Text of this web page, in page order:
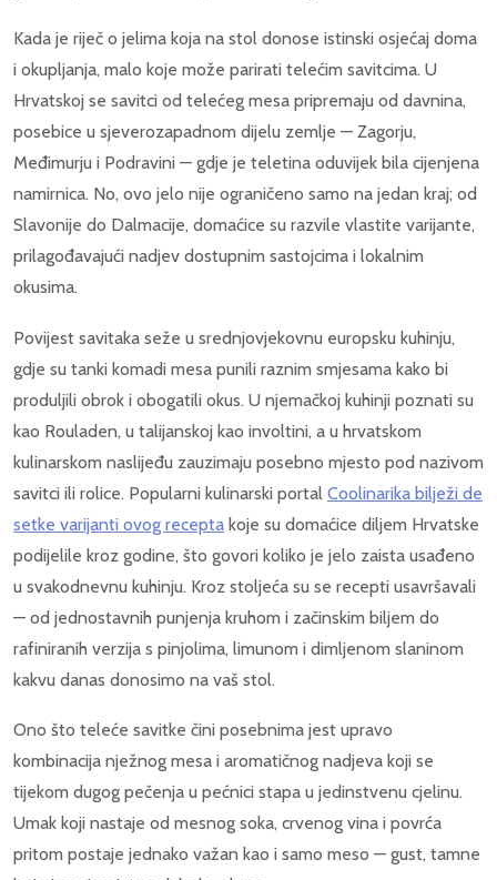
Kada je riječ o jelima koja na stol donose istinski osjećaj doma
i okupljanja, malo koje može parirati telećim savitcima. U
Hrvatskoj se savitci od telećeg mesa pripremaju od davnina,
posebice u sjeverozapadnom dijelu zemlje — Zagorju,
Međimurju i Podravini — gdje je teletina oduvijek bila cijenjena
namirnica. No, ovo jelo nije ograničeno samo na jedan kraj; od
Slavonije do Dalmacije, domaćice su razvile vlastite varijante,
prilagođavajući nadjev dostupnim sastojcima i lokalnim
okusima.
Povijest savitaka seže u srednjovjekovnu europsku kuhinju,
gdje su tanki komadi mesa punili raznim smjesama kako bi
produljili obrok i obogatili okus. U njemačkoj kuhinji poznati su
kao Rouladen, u talijanskoj kao involtini, a u hrvatskom
kulinarskom naslijeđu zauzimaju posebno mjesto pod nazivom
savitci ili rolice. Popularni kulinarski portal Coolinarika bilježi de
setke varijanti ovog recepta koje su domaćice diljem Hrvatske
podijelile kroz godine, što govori koliko je jelo zaista usađeno
u svakodnevnu kuhinju. Kroz stoljeća su se recepti usavršavali
— od jednostavnih punjenja kruhom i začinskim biljem do
rafiniranih verzija s pinjolima, limunom i dimljenom slaninom
kakvu danas donosimo na vaš stol.
Ono što teleće savitke čini posebnima jest upravo
kombinacija nježnog mesa i aromatičnog nadjeva koji se
tijekom dugog pečenja u pećnici stapa u jedinstvenu cjelinu.
Umak koji nastaje od mesnog soka, crvenog vina i povrća
pritom postaje jednako važan kao i samo meso — gust, tamne